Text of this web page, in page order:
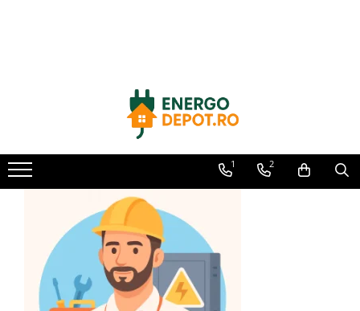
Longi Solar
Optimizatoare panouri
Invertoare
Microinvertoare
Fronius
Accesorii Fronius
1 2